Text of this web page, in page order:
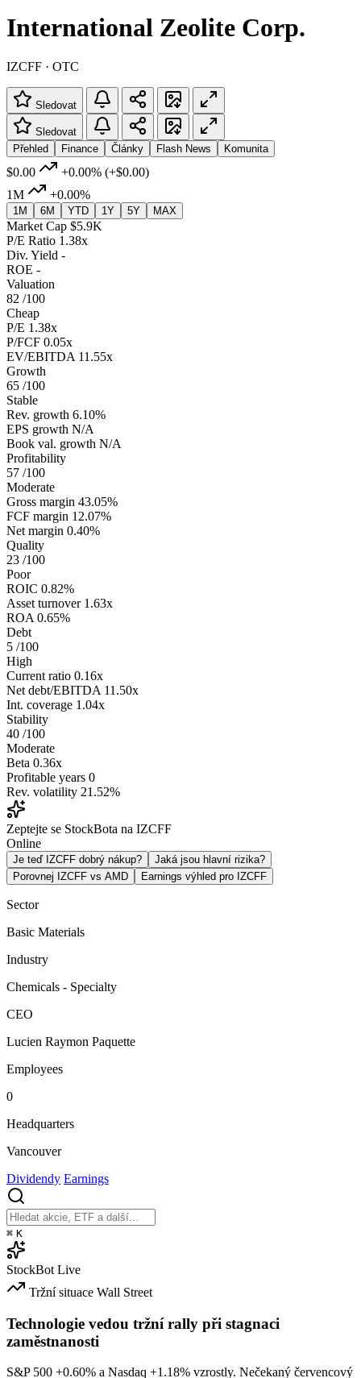
International Zeolite Corp.
IZCFF · OTC
Sledovat
Sledovat
Přehled
Finance Články Flash News Komunita
$0.00 +0.00% (+$0.00)
1M
+0.00%
1M 6M YTD 1Y 5Y MAX
Market Cap $5.9K
P/E Ratio 1.38x
Div. Yield -
ROE -
Valuation
82 /100
Cheap
P/E 1.38x
P/FCF 0.05x
EV/EBITDA 11.55x
Growth
65 /100
Stable
Rev. growth 6.10%
EPS growth N/A
Book val. growth N/A
Profitability
57 /100
Moderate
Gross margin 43.05%
FCF margin 12.07%
Net margin 0.40%
Quality
23 /100
Poor
ROIC 0.82%
Asset turnover 1.63x
ROA 0.65%
Debt
5 /100
High
Current ratio 0.16x
Net debt/EBITDA 11.50x
Int. coverage 1.04x
Stability
40 /100
Moderate
Beta 0.36x
Profitable years 0
Rev. volatility 21.52%
Zeptejte se StockBota na IZCFF
Online
Je teď IZCFF dobrý nákup?
Jaká jsou hlavní rizika?
Porovnej IZCFF vs AMD
Earnings výhled pro IZCFF
Sector
Basic Materials
Industry
Chemicals - Specialty
CEO
Lucien Raymon Paquette
Employees
0
Headquarters
Vancouver
Dividendy Earnings
⌘ K
StockBot Live
Tržní situace Wall Street
Technologie vedou tržní rally při stagnaci
zaměstnanosti
S&P 500 +0.60% a Nasdaq +1.18% vzrostly. Nečekaný červencový